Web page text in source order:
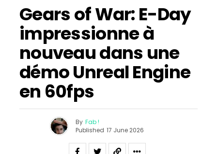
Gears of War: E-Day
impressionne à
nouveau dans une
démo Unreal Engine
en 60fps
By Fab !
Published 17 June 2026